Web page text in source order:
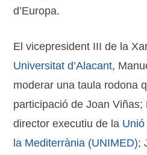
d’Europa.
El vicepresident III de la
Universitat d’Alacant,
moderar una taula rodona
participació de Joan Viñas;
director executiu de la
la Mediterrània (UNIMED);